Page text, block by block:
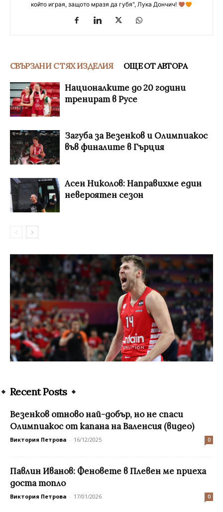
който играя, защото мразя да губя", Лука Дончич!
СВЪРЗАНИ С ТЯХ ИЗДЕЛИЯ ОЩЕ ОТ АВТОРА
Националките до 20 години
тренират в Русе
Загуба за Везенков и Олимпиакос
във финалите в Гърция
Асен Николов: Направихме един
невероятен сезон
Recent Posts
Везенков отново най-добър, но не спаси
Олимпиакос от капана на Валенсия (видео)
Виктория Петрова - 16/12/2025 0
Павлин Иванов: Феновете в Плевен ме приеха
доста топло
Виктория Петрова - 17/01/2026 0